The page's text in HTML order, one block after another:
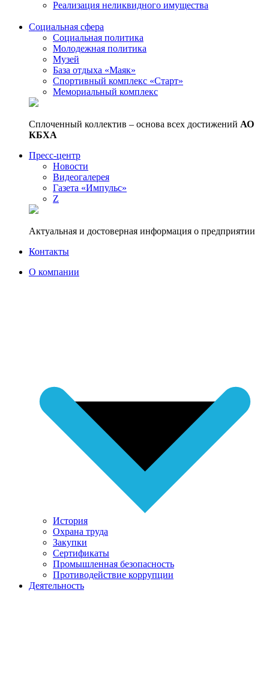
Реализация неликвидного имущества
Социальная сфера
Социальная политика
Молодежная политика
Музей
База отдыха «Маяк»
Спортивный комплекс «Старт»
Мемориальный комплекс
Сплоченный коллектив – основа всех достижений АО
КБХА
Пресс-центр
Новости
Видеогалерея
Газета «Импульс»
Z
Актуальная и достоверная информация о предприятии
Контакты
О компании
История
Охрана труда
Закупки
Сертификаты
Промышленная безопасность
Противодействие коррупции
Деятельность